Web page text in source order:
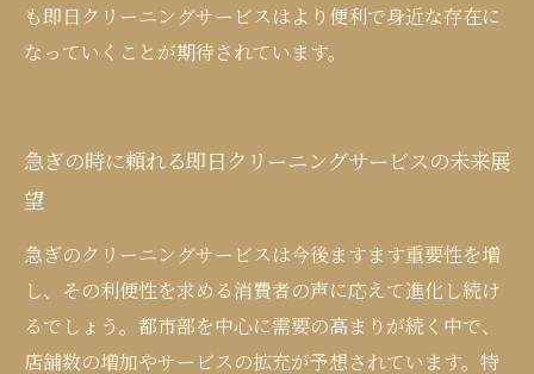
も即日クリーニングサービスはより便利で身近な存在に
なっていくことが期待されています。
急ぎの時に頼れる即日クリーニングサービスの未来展
望
急ぎのクリーニングサービスは今後ますます重要性を増
し、その利便性を求める消費者の声に応えて進化し続け
るでしょう。都市部を中心に需要の高まりが続く中で、
店舗数の増加やサービスの拡充が予想されています。特